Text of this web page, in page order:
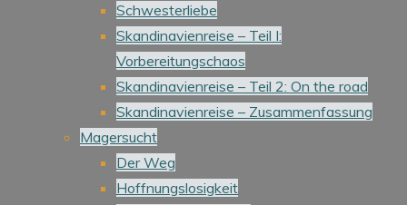
Schwesterliebe
Skandinavienreise – Teil I:
Vorbereitungschaos
Skandinavienreise – Teil 2: On the road
Skandinavienreise – Zusammenfassung
Magersucht
Der Weg
Hoffnungslosigkeit